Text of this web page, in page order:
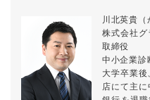
川北英貴（
株式会社
取締役
中小企業
大学卒業
店にて主に